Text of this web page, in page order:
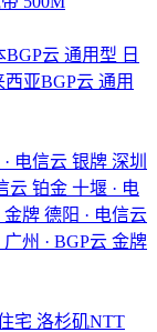
BGP云 通用型 日
西亚BGP云 通用
电信云 银牌 深圳
云 铂金 十堰 · 电
金牌 德阳 · 电信云
广州 · BGP云 金牌
宅 洛杉矶NTT